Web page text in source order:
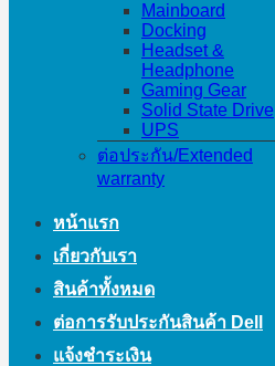
Mainboard
Docking
Headset &
Headphone
Gaming Gear
Solid State Drive
UPS
ต่อประกัน/Extended
warranty
หน้าแรก
เกี่ยวกับเรา
สินค้าทั้งหมด
ต่อการรับประกันสินค้า Dell
แจ้งชำระเงิน